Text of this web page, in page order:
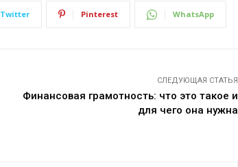
Twitter Pinterest WhatsApp
СЛЕДУЮЩАЯ СТАТЬЯ
Финансовая грамотность: что это такое и
для чего она нужна